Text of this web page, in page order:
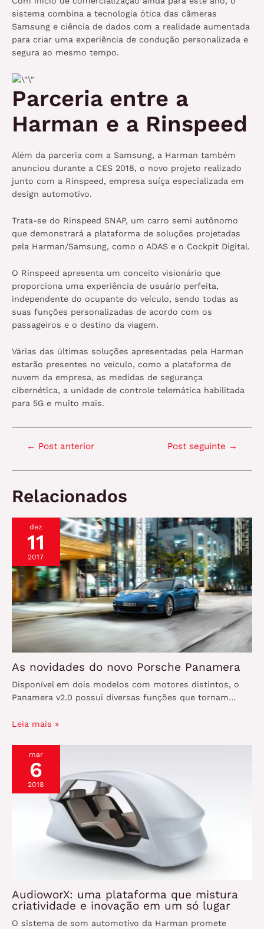
sistema combina a tecnologia ótica das câmeras
Samsung e ciência de dados com a realidade aumentada
para criar uma experiência de condução personalizada e
segura ao mesmo tempo.
Parceria entre a
Harman e a Rinspeed
Além da parceria com a Samsung, a Harman também
anunciou durante a CES 2018, o novo projeto realizado
junto com a Rinspeed, empresa suíça especializada em
design automotivo.
Trata-se do Rinspeed SNAP, um carro semi autônomo
que demonstrará a plataforma de soluções projetadas
pela Harman/Samsung, como o ADAS e o Cockpit Digital.
O Rinspeed apresenta um conceito visionário que
proporciona uma experiência de usuário perfeita,
independente do ocupante do veículo, sendo todas as
suas funções personalizadas de acordo com os
passageiros e o destino da viagem.
Várias das últimas soluções apresentadas pela Harman
estarão presentes no veículo, como a plataforma de
nuvem da empresa, as medidas de segurança
cibernética, a unidade de controle telemática habilitada
para 5G e muito mais.
Navegação
Post
← Post anterior Post seguinte →
Relacionados
dez
11
2017
As novidades do novo Porsche Panamera
Disponível em dois modelos com motores distintos, o
Panamera v2.0 possui diversas funções que tornam…
Leia mais »
mar
6
2018
AudioworX: uma plataforma que mistura
criatividade e inovação em um só lugar
O sistema de som automotivo da Harman promete